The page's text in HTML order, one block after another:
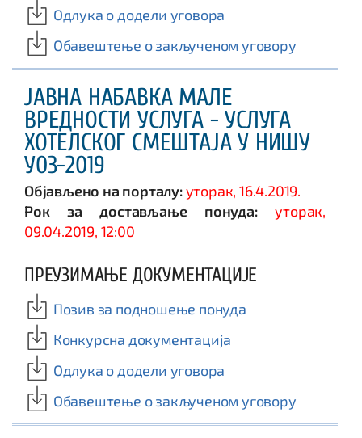
Одлука о додели уговора
Обавештење о закљученом уговору
ЈАВНА НАБАВКА МАЛЕ
ВРЕДНОСТИ УСЛУГА - УСЛУГА
ХОТЕЛСКОГ СМЕШТАЈА У НИШУ
У03-2019
Објављено на порталу:уторак, 16.4.2019.
Рок за достављање понуда:
уторак,
09.04.2019, 12:00
ПРЕУЗИМАЊЕ ДОКУМЕНТАЦИЈЕ
Позив за подношење понуда
Конкурсна документација
Одлука о додели уговора
Обавештење о закљученом уговору